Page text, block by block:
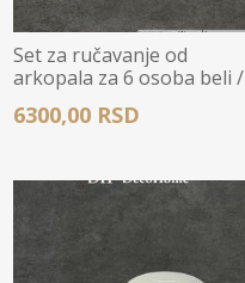
Set za ručavanje od
arkopala za 6 osoba beli /
6300,00 RSD